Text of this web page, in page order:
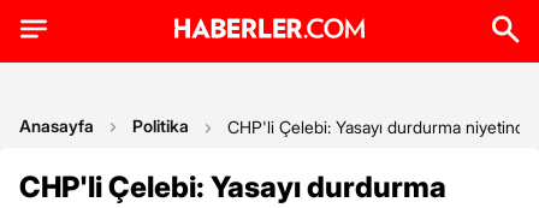
Anasayfa Politika CHP'li Çelebi: Yasayı durdurma
CHP'li Çelebi: Yasayı durdurma